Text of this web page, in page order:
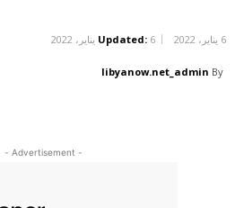
6 يناير، 2022 Updated: 6 يناير، 2022
By
libyanow.net_admin
- Advertisement -